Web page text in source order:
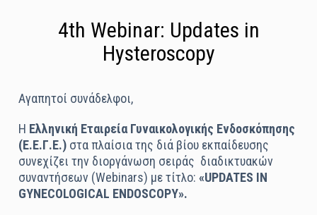
4th Webinar: Updates in
Hysteroscopy
Αγαπητοί συνάδελφοι,
Η Ελληνική Εταιρεία Γυναικολογικής Ενδοσκόπησης
(Ε.Ε.Γ.Ε.) στα πλαίσια της διά βίου εκπαίδευσης
συνεχίζει την διοργάνωση σειράς διαδικτυακών
συναντήσεων (Webinars) με τίτλο: «UPDATES IN
GYNECOLOGICAL ENDOSCOPY».